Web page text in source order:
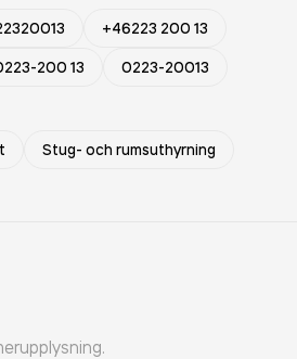
+46223 200 13
200 13 0223-20013
Stug- och rumsuthyrning